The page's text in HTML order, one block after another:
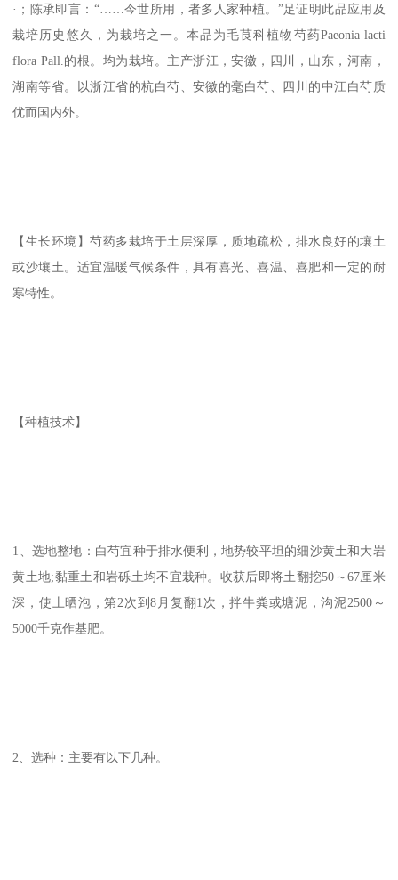
·；陈承即言：“……今世所用，者多人家种植。”足证明此品应用及
栽培历史悠久，为栽培之一。本品为毛茛科植物芍药Paeonia lacti
flora Pall.的根。均为栽培。主产浙江，安徽，四川，山东，河南，
湖南等省。以浙江省的杭白芍、安徽的毫白芍、四川的中江白芍质
优而国内外。
【生长环境】芍药多栽培于土层深厚，质地疏松，排水良好的壤土
或沙壤土。适宜温暖气候条件，具有喜光、喜温、喜肥和一定的耐
寒特性。
【种植技术】
1、选地整地：白芍宜种于排水便利，地势较平坦的细沙黄土和大岩
黄土地;黏重土和岩砾土均不宜栽种。收获后即将土翻挖50～67厘米
深，使土晒泡，第2次到8月复翻1次，拌牛粪或塘泥，沟泥2500～
5000千克作基肥。
2、选种：主要有以下几种。